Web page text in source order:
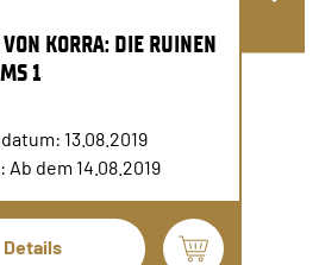
KORRA: DIE RUINEN
1
13.08.2019
dem 14.08.2019
Details